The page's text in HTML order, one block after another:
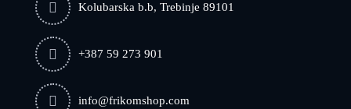
Kolubarska b.b, Trebinje 89101
+387 59 273 901
info@frikomshop.com